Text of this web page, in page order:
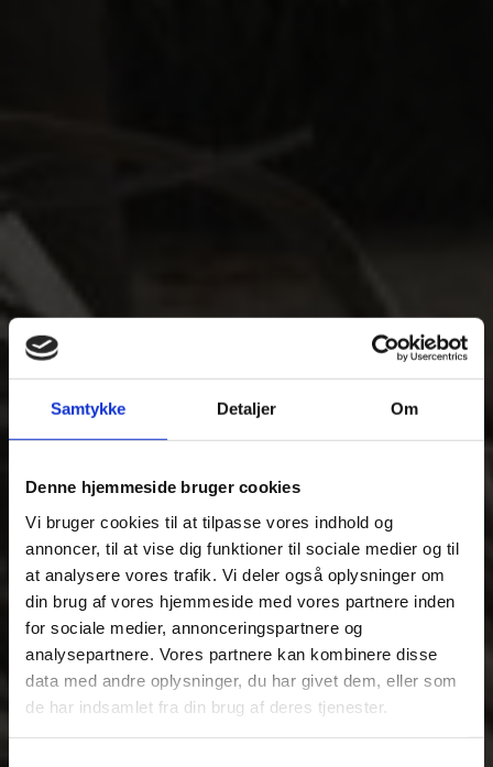
Samtykke Detaljer Om
Denne hjemmeside bruger cookies
Vi bruger cookies til at tilpasse vores indhold og
annoncer, til at vise dig funktioner til sociale medier og til
at analysere vores trafik. Vi deler også oplysninger om
din brug af vores hjemmeside med vores partnere inden
for sociale medier, annonceringspartnere og
analysepartnere. Vores partnere kan kombinere disse
data med andre oplysninger, du har givet dem, eller som
de har indsamlet fra din brug af deres tjenester.
Tumbatu